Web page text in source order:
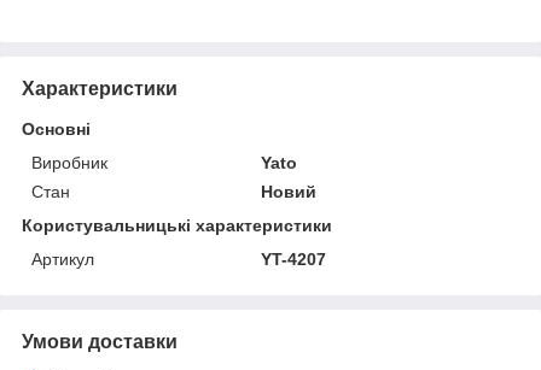
Характеристики
Основні
Виробник
Yato
Стан
Новий
Користувальницькі характеристики
Артикул
YT-4207
Умови доставки